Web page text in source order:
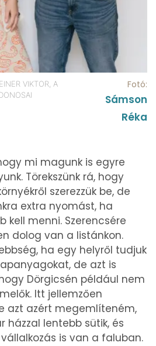
VIKTOR, A
Fotó:
Sámson
Réka
mi magunk is egyre
Törekszünk rá, hogy
szerezzük be, de
extra nyomást, ha
kell menni. Szerencsére
dolog van a listánkon.
ha egy helyről tudjuk
de azt is
Dörgicsén például nem
Itt jellemzően
azt azért megemlíteném,
házzal lentebb sütik, és
is van a faluban.